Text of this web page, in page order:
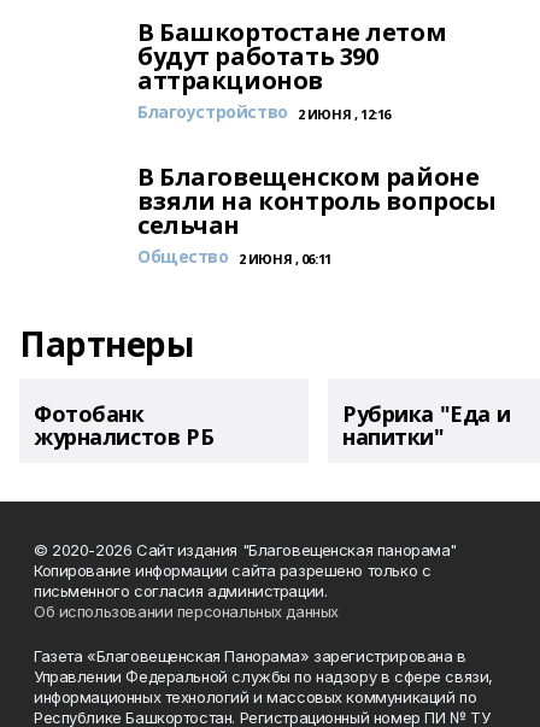
В Башкортостане летом
будут работать 390
аттракционов
Благоустройство 2 ИЮНЯ , 12:16
В Благовещенском районе
взяли на контроль вопросы
сельчан
Общество 2 ИЮНЯ , 06:11
Партнеры
Фотобанк
журналистов РБ
Рубрика "Еда и
напитки"
© 2020-2026 Сайт издания "Благовещенская панорама"
Копирование информации сайта разрешено только с
письменного согласия администрации.
Об использовании персональных данных
Газета «Благовещенская Панорама» зарегистрирована в
Управлении Федеральной службы по надзору в сфере связи,
информационных технологий и массовых коммуникаций по
Республике Башкортостан. Регистрационный номер ПИ № ТУ